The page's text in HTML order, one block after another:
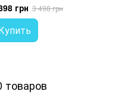
грн 3 498 грн
товаров